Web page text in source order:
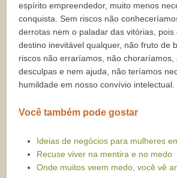
espírito empreendedor, muito menos
conquista. Sem riscos não
derrotas nem o paladar das vitórias, pois
destino inevitável qualquer, não fruto de
riscos não erraríamos, não
desculpas e nem ajuda, não teríamos
humildade em nosso convívio intelectual.
Você também pode gostar
Ideias de negócios para mulheres
Recuse viver na mentira e no medo
Onde muitos veem medo, você vê